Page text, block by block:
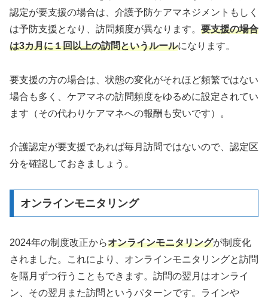
認定が要支援の場合は、介護予防ケアマネジメントもしく
は予防支援となり、訪問頻度が異なります。 要支援の場合
は3カ月に１回以上の訪問というルールになります。
要支援の方の場合は、状態の変化がそれほど頻繁ではない
場合も多く、ケアマネの訪問頻度をゆるめに設定されてい
ます（その代わりケアマネへの報酬も安いです）。
介護認定が要支援であれば毎月訪問ではないので、認定区
分を確認しておきましょう。
オンラインモニタリング
2024年の制度改正からオンラインモニタリングが制度化
されました。これにより、オンラインモニタリングと訪問
を隔月ずつ行うこともできます。訪問の翌月はオンライ
ン、その翌月また訪問というパターンです。ラインや